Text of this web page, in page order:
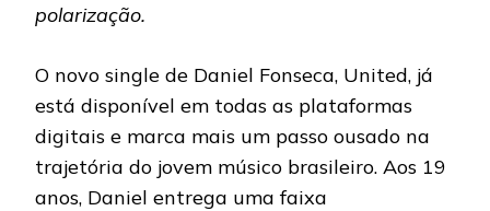
polarização.
O novo single de Daniel Fonseca, United, já
está disponível em todas as plataformas
digitais e marca mais um passo ousado na
trajetória do jovem músico brasileiro. Aos 19
anos, Daniel entrega uma faixa